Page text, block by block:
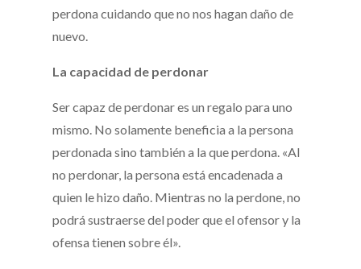
perdona cuidando que no nos hagan daño de
nuevo.
La capacidad de perdonar
Ser capaz de perdonar es un regalo para uno
mismo. No solamente beneficia a la persona
perdonada sino también a la que perdona. «Al
no perdonar, la persona está encadenada a
quien le hizo daño. Mientras no la perdone, no
podrá sustraerse del poder que el ofensor y la
ofensa tienen sobre él».